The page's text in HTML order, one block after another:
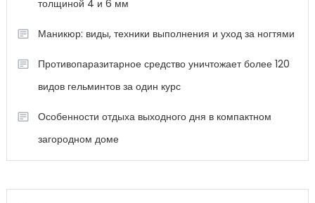
толщиной 4 и 6 мм
Маникюр: виды, техники выполнения и уход за ногтями
Противопаразитарное средство уничтожает более 120
видов гельминтов за один курс
Особенности отдыха выходного дня в компактном
загородном доме